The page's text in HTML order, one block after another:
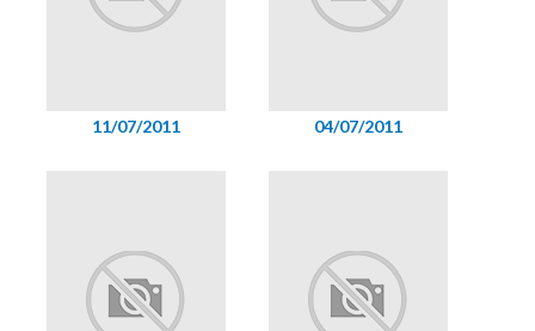
11/07/2011 04/07/2011